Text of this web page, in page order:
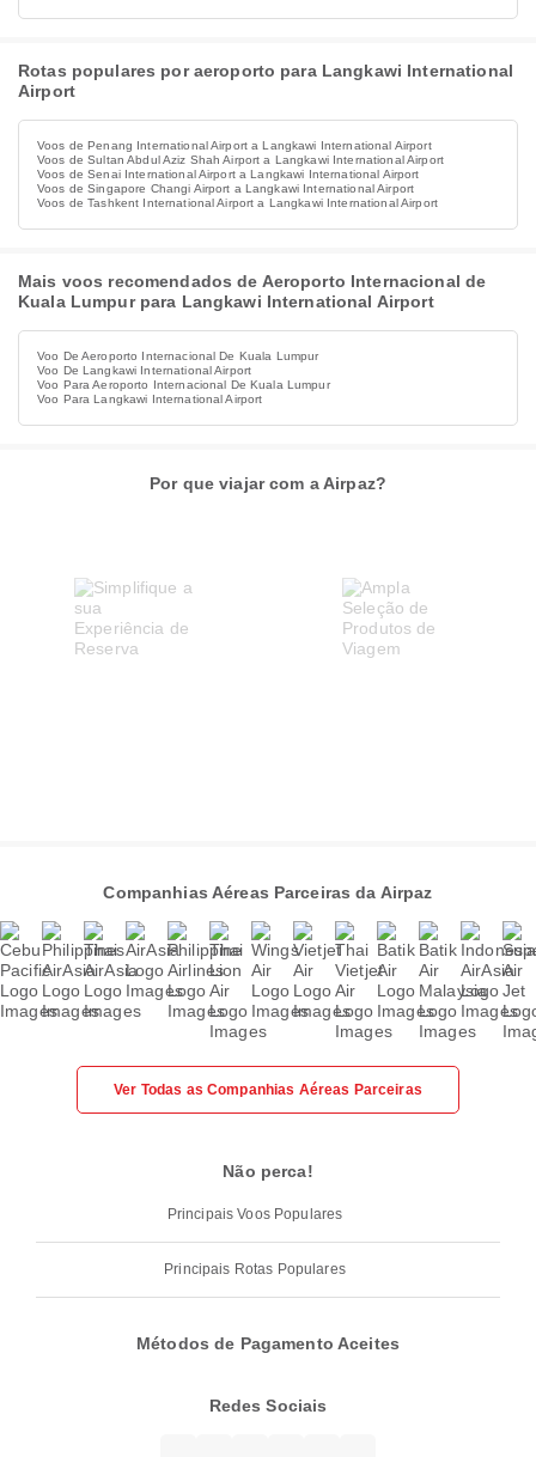
Rotas populares por aeroporto para Langkawi International
Airport
Voos de Penang International Airport a Langkawi International Airport
Voos de Sultan Abdul Aziz Shah Airport a Langkawi International Airport
Voos de Senai International Airport a Langkawi International Airport
Voos de Singapore Changi Airport a Langkawi International Airport
Voos de Tashkent International Airport a Langkawi International Airport
Mais voos recomendados de Aeroporto Internacional de
Kuala Lumpur para Langkawi International Airport
Voo De Aeroporto Internacional De Kuala Lumpur
Voo De Langkawi International Airport
Voo Para Aeroporto Internacional De Kuala Lumpur
Voo Para Langkawi International Airport
Por que viajar com a Airpaz?
Companhias Aéreas Parceiras da Airpaz
Ver Todas as Companhias Aéreas Parceiras
Não perca!
Principais Voos Populares
Principais Rotas Populares
Métodos de Pagamento Aceites
Redes Sociais